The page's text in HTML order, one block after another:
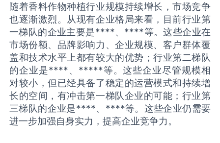
随着香料作物种植行业规模持续增长，市场竞争
也逐渐激烈。从现有企业格局来看，目前行业第
一梯队的企业主要是****、****等。这些企业在
市场份额、品牌影响力、企业规模、客户群体覆
盖和技术水平上都有较大的优势；行业第二梯队
的企业是****、*****等。这些企业尽管规模相
对较小，但已经具备了稳定的运营模式和持续增
长的空间，有冲击第一梯队企业的可能；行业第
三梯队的企业是****、****等。这些企业仍需要
进一步加强自身实力，提高企业竞争力。